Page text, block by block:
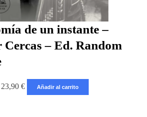
de un instante –
Cercas – Ed. Random
23,90€ Añadir al carrito